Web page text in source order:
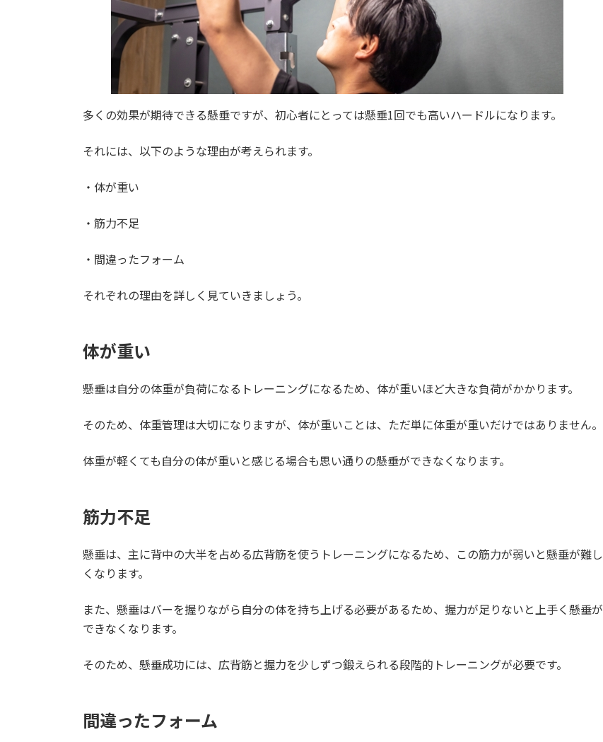
多くの効果が期待できる懸垂ですが、初心者にとっては懸垂1回でも高いハードルになります。
それには、以下のような理由が考えられます。
・体が重い
・筋力不足
・間違ったフォーム
それぞれの理由を詳しく見ていきましょう。
体が重い
懸垂は自分の体重が負荷になるトレーニングになるため、体が重いほど大きな負荷がかかります。
そのため、体重管理は大切になりますが、体が重いことは、ただ単に体重が重いだけではありません。
体重が軽くても自分の体が重いと感じる場合も思い通りの懸垂ができなくなります。
筋力不足
懸垂は、主に背中の大半を占める広背筋を使うトレーニングになるため、この筋力が弱いと懸垂が難し
くなります。
また、懸垂はバーを握りながら自分の体を持ち上げる必要があるため、握力が足りないと上手く懸垂が
できなくなります。
そのため、懸垂成功には、広背筋と握力を少しずつ鍛えられる段階的トレーニングが必要です。
間違ったフォーム